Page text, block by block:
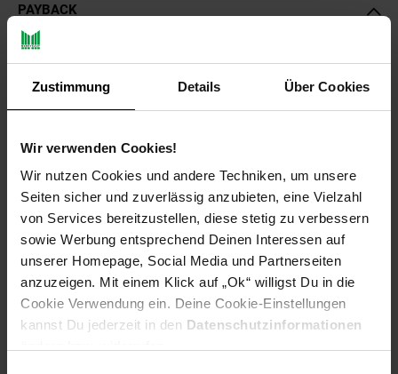
Zustimmung Details Über Cookies
Wir verwenden Cookies!
Wir nutzen Cookies und andere Techniken, um unsere
Seiten sicher und zuverlässig anzubieten, eine Vielzahl
von Services bereitzustellen, diese stetig zu verbessern
sowie Werbung entsprechend Deinen Interessen auf
unserer Homepage, Social Media und Partnerseiten
anzuzeigen. Mit einem Klick auf „Ok“ willigst Du in die
Cookie Verwendung ein. Deine Cookie-Einstellungen
kannst Du jederzeit in den Datenschutzinformationen
PAYBACK
Payback Punkte Basis°Punkte:
184
Extra°Punkte:
0
Produktbeschreibung
Entdecken Sie den AEG AB81A2DG Animal 8000
Bodenstaubsauger – Ihre ultimative Lösung für ein makelloses
Zuhause. Mit seinem beeindruckenden Staubbeutelvolumen
und der kraftvollen Leistung von 550 Watt bietet dieser
Staubsauger eine herausragende Reinigungsleistung, die keine
Wünsche offen lässt. Dank der praktischen Fernbedienung am
Handgriff haben Sie die volle Kontrolle über Ihren
Reinigungsprozess, während die Parkfunktion sowohl
horizontal als auch vertikal eine bequeme Aufbewahrung